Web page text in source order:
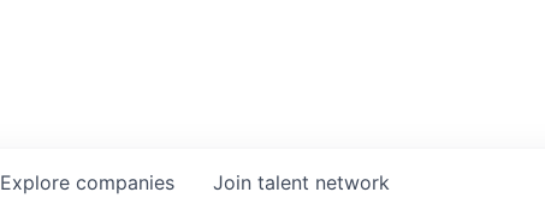
Explore companies Join talent network